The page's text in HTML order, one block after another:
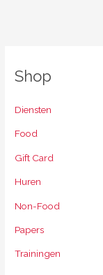
Shop
Diensten
Food
Gift Card
Huren
Non-Food
Papers
Trainingen